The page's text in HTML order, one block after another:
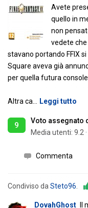
Avete
quello in
non
vedete
stavano portando FFIX
Square aveva già
per quella futura console.
Altra ca Leggi tutto
9
Voto assegnato
Media utenti: 9.2 ·
Commenta
Condiviso da Steto96
DovahGhost